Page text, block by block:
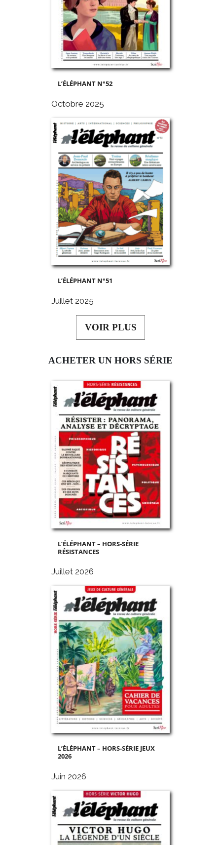
L’ÉLÉPHANT N°52
Octobre 2025
L’ÉLÉPHANT N°51
Juillet 2025
VOIR PLUS
ACHETER UN HORS SÉRIE
L’ÉLÉPHANT – HORS-SÉRIE
RÉSISTANCES
Juillet 2026
L’ÉLÉPHANT – HORS-SÉRIE JEUX
2026
Juin 2026